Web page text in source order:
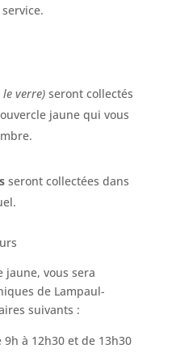
verre) seront collectés
jaune qui vous
seront collectées dans
jaune, vous sera
de Lampaul-
suivants :
à 12h30 et de 13h30